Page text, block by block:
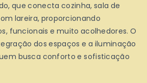
que conecta cozinha, sala de
lareira, proporcionando
funcionais e muito acolhedores. O
dos espaços e a iluminação
busca conforto e sofisticação